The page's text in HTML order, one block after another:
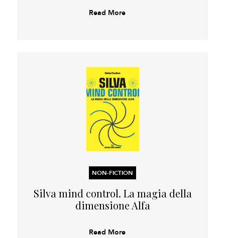
Read More
NON-FICTION
Silva mind control. La magia della
dimensione Alfa
Read More